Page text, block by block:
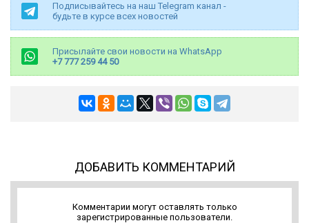
Подписывайтесь на наш Telegram канал -
будьте в курсе всех новостей
Присылайте свои новости на WhatsApp
+7 777 259 44 50
ДОБАВИТЬ КОММЕНТАРИЙ
Комментарии могут оставлять только
зарегистрированные пользователи.